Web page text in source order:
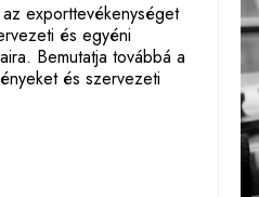
exporttevékenységet
és egyéni
Bemutatja továbbá a
és szervezeti